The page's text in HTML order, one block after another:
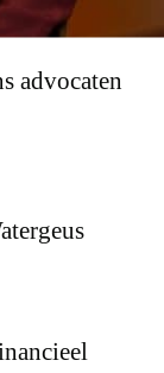
advocaten